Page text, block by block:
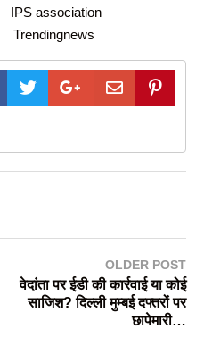
IPS association
Trendingnews
OLDER POST
वेदांता पर ईडी की कार्रवाई या कोई
साजिश? दिल्ली मुम्बई दफ्तरों पर
छापेमारी…